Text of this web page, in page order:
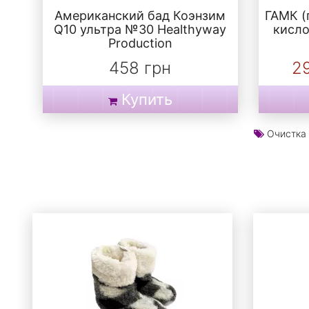
Американский бад Коэнзим
Q10 ультра №30 Healthyway
Production
458 грн
Купить
ГАМК